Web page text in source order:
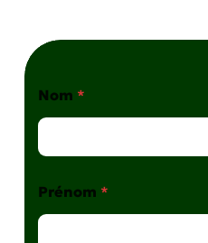
Nom *
Prénom *